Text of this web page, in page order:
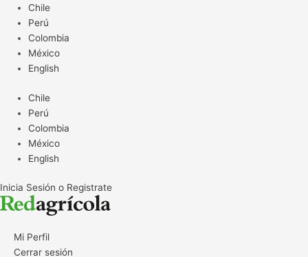
contenido
Chile
Perú
Colombia
México
English
Chile
Perú
Colombia
México
English
Inicia Sesión o Registrate
Mi Perfil
Cerrar sesión